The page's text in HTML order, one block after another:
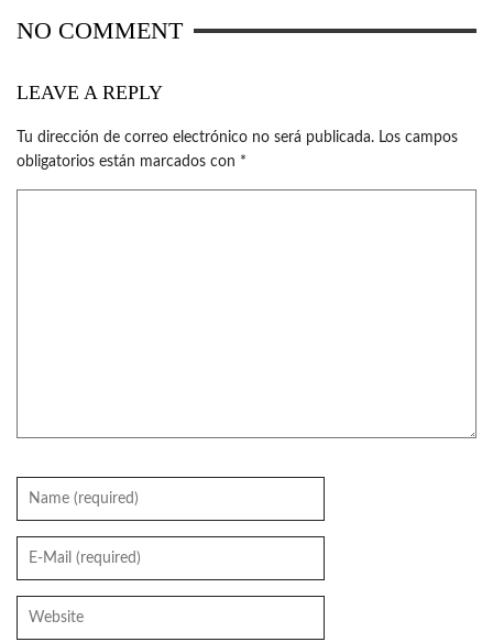
NO COMMENT
LEAVE A REPLY
Tu dirección de correo electrónico no será publicada. Los campos
obligatorios están marcados con *